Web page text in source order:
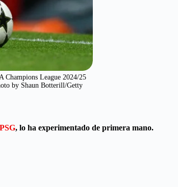
League 2024/25
by Shaun Botterill/Getty
PSG, lo ha experimentado de primera mano.